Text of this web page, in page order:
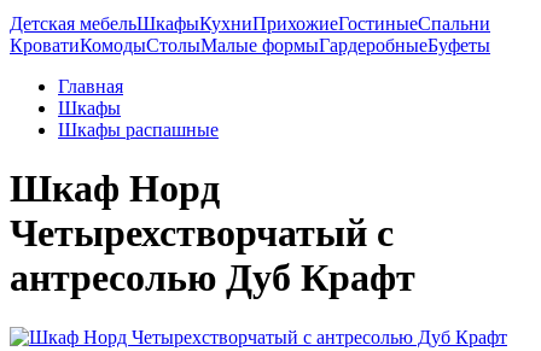
Детская мебельШкафыКухниПрихожиеГостиныеСпальни
КроватиКомодыСтолыМалые формыГардеробныеБуфеты
Главная
Шкафы
Шкафы распашные
Шкаф Норд
Четырехстворчатый с
антресолью Дуб Крафт